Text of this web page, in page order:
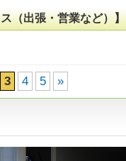
（出張・営業など）】
3 4 5 »